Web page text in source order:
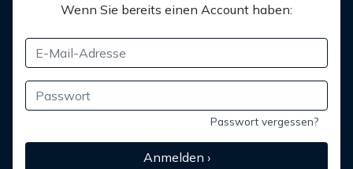
Wenn Sie bereits einen Account haben:
Passwort vergessen?
Anmelden ›